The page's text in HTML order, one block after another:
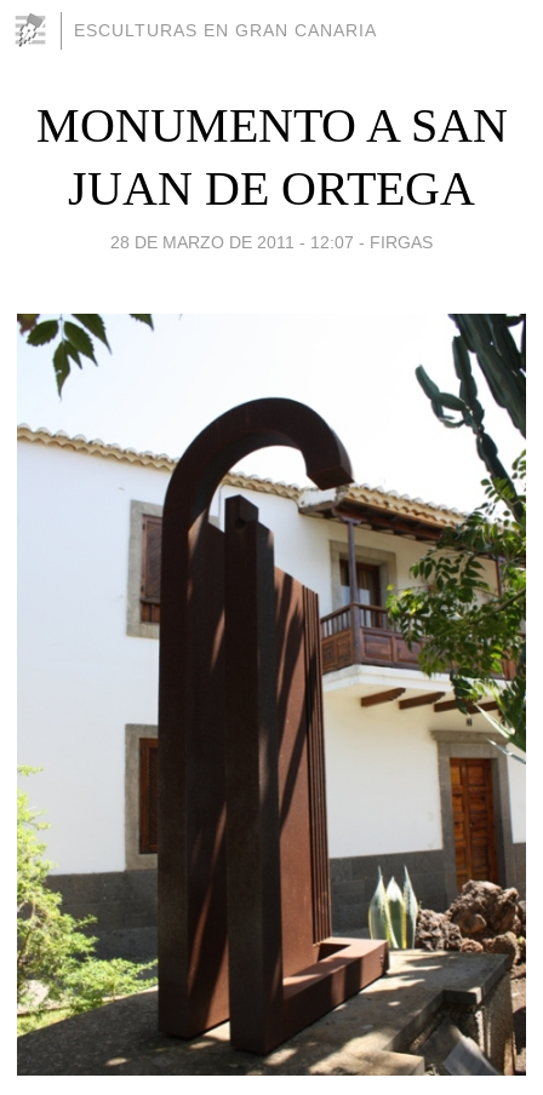
ESCULTURAS EN GRAN CANARIA
MONUMENTO A SAN
JUAN DE ORTEGA
28 DE MARZO DE 2011 - 12:07 - FIRGAS